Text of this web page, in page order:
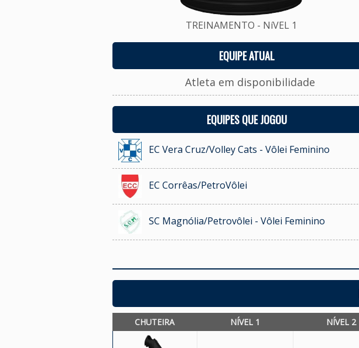
TREINAMENTO - NíVEL 1
EQUIPE ATUAL
Atleta em disponibilidade
EQUIPES QUE JOGOU
EC Vera Cruz/Volley Cats - Vôlei Feminino
EC Corrêas/PetroVôlei
SC Magnólia/Petrovôlei - Vôlei Feminino
CHUTEIRA NÍVEL 1 NÍVEL 2